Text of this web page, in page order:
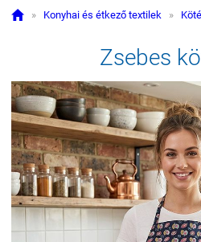
 » Konyhai és étkező textilek »
Zsebes